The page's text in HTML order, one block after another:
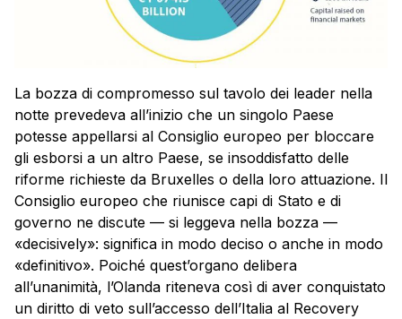
La bozza di compromesso sul tavolo dei leader nella
notte prevedeva all’inizio che un singolo Paese
potesse appellarsi al Consiglio europeo per bloccare
gli esborsi a un altro Paese, se insoddisfatto delle
riforme richieste da Bruxelles o della loro attuazione. Il
Consiglio europeo che riunisce capi di Stato e di
governo ne discute — si leggeva nella bozza —
«decisively»: significa in modo deciso o anche in modo
«definitivo». Poiché quest’organo delibera
all’unanimità, l’Olanda riteneva così di aver conquistato
un diritto di veto sull’accesso dell’Italia al Recovery